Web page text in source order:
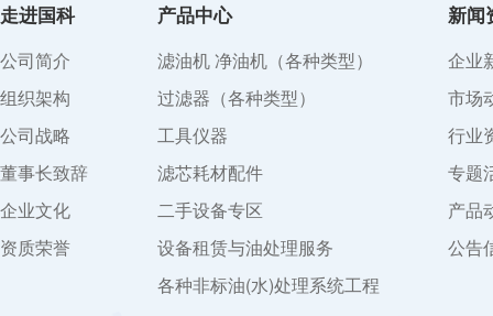
走进国科
公司简介
组织架构
公司战略
董事长致辞
企业文化
资质荣誉
产品中心
滤油机 净油机（各种类型）
过滤器（各种类型）
工具仪器
滤芯耗材配件
二手设备专区
设备租赁与油处理服务
各种非标油(水)处理系统工程
新闻
企业
市场
行业
专题
产品
公告